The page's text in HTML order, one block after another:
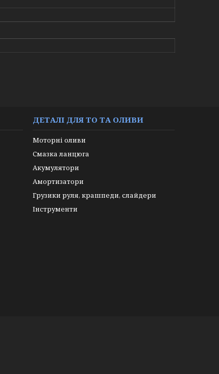
ДЕТАЛІ ДЛЯ ТО ТА ОЛИВИ
Моторні оливи
Смазка ланцюга
Акумулятори
Амортизатори
Грузики руля, крашпеди, слайдери
Інструменти